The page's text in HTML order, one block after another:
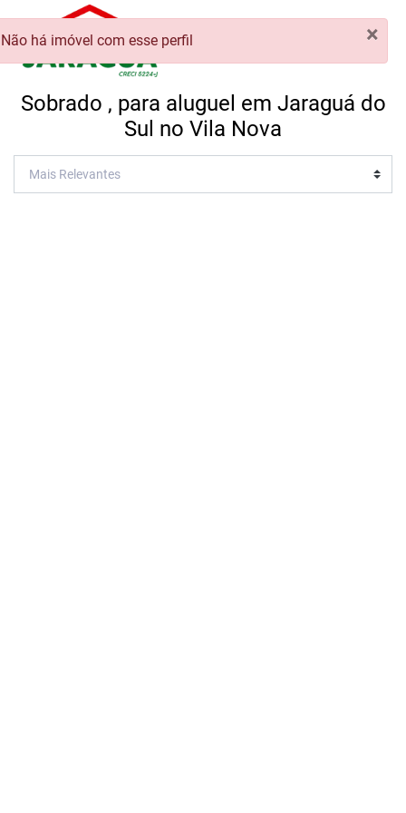
Sobrado , para aluguel em Jaraguá do
Sul no Vila Nova
×
Não há imóvel com esse perfil